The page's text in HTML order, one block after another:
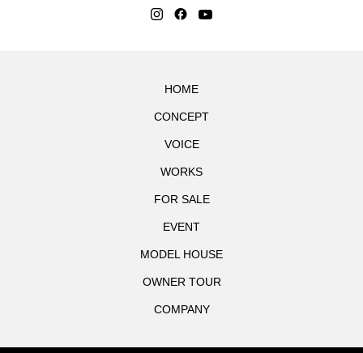
HOME
CONCEPT
VOICE
WORKS
FOR SALE
EVENT
MODEL HOUSE
OWNER TOUR
COMPANY